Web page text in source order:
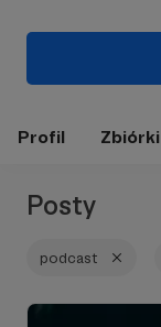
Profil Zbiórki
Posty
podcast